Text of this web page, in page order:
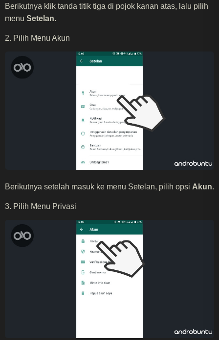
Berikutnya klik tanda titik tiga di pojok kanan atas, lalu pilih
menu Setelan.
2. Pilih Menu Akun
Berikutnya setelah masuk ke menu Setelan, pilih opsi Akun.
3. Pilih Menu Privasi